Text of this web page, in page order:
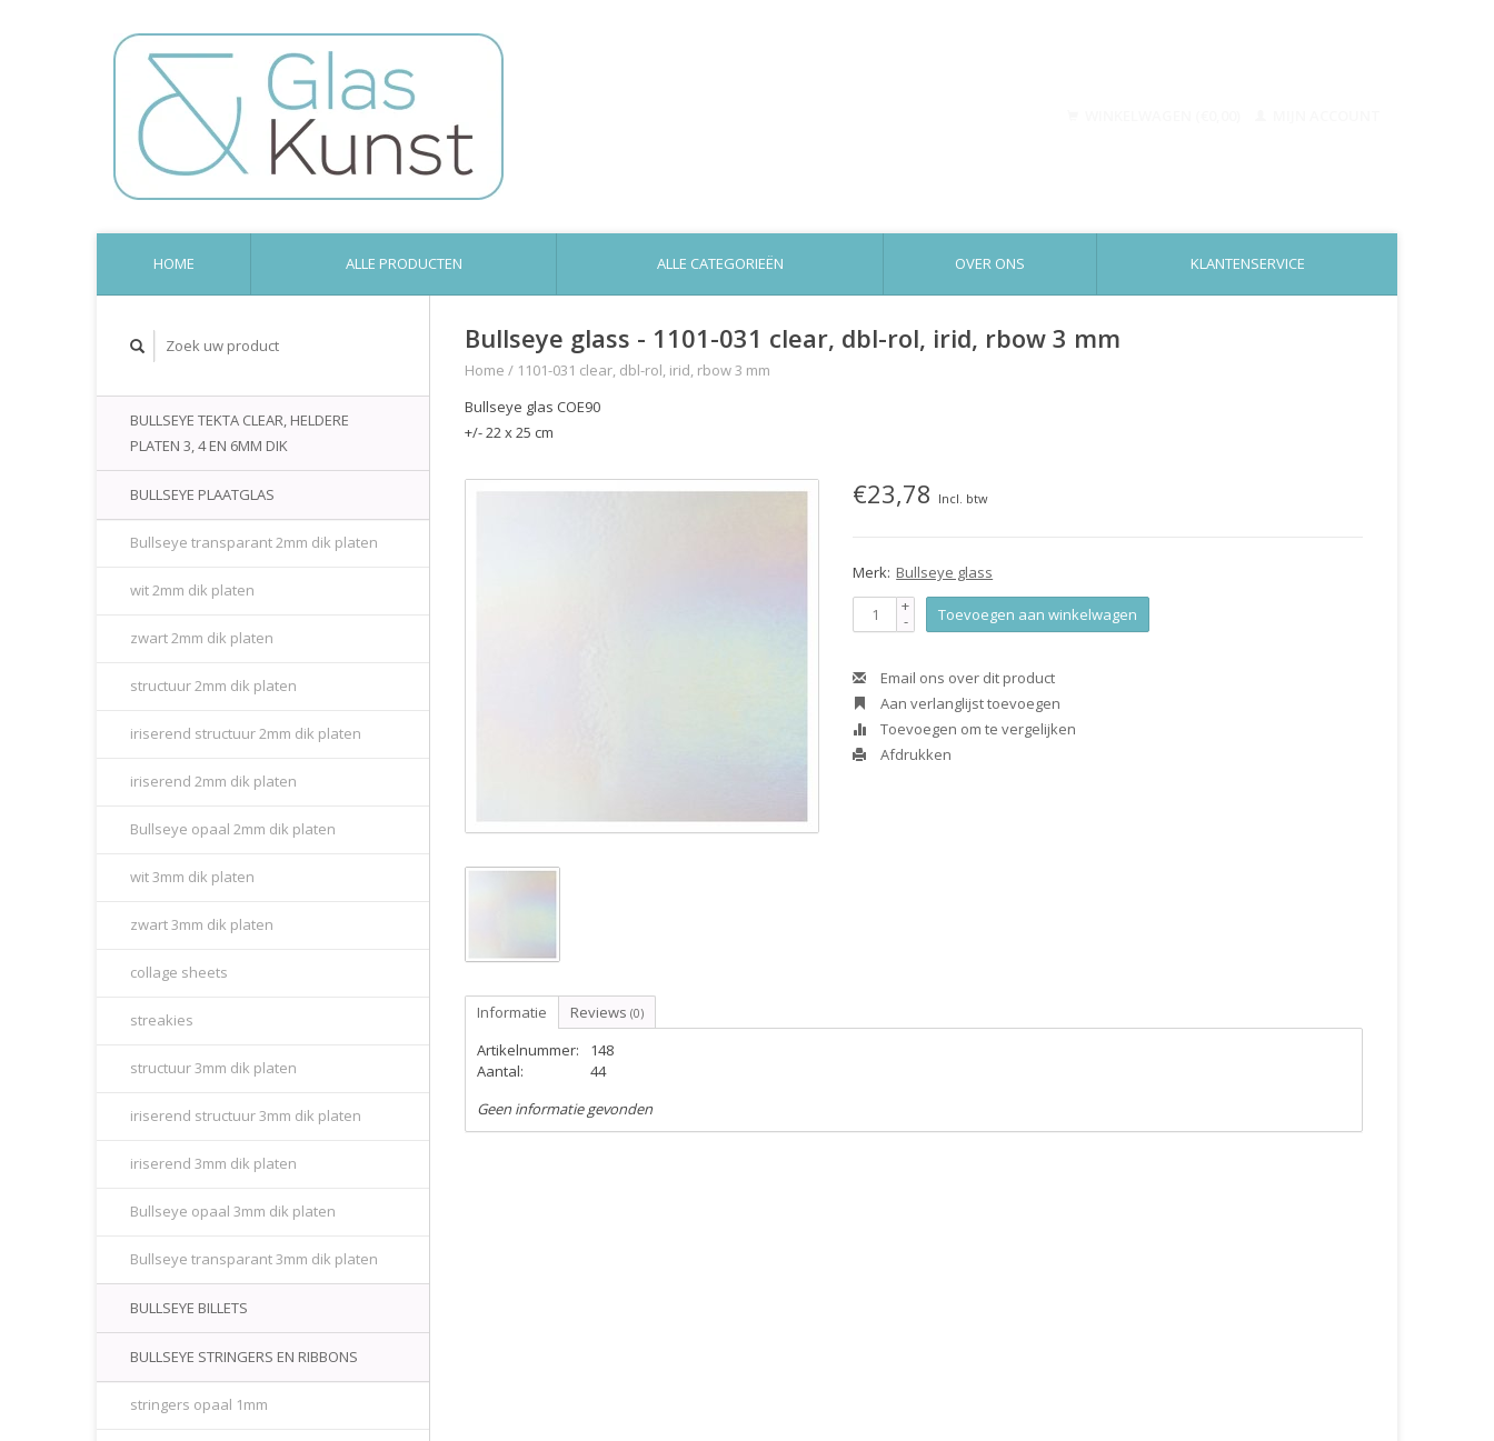
HOME ALLE PRODUCTEN ALLE CATEGORIEËN OVER ONS KLANTENSERVICE
BULLSEYE TEKTA CLEAR, HELDERE
PLATEN 3, 4 EN 6MM DIK
BULLSEYE PLAATGLAS
Bullseye transparant 2mm dik platen
wit 2mm dik platen
zwart 2mm dik platen
structuur 2mm dik platen
iriserend structuur 2mm dik platen
iriserend 2mm dik platen
Bullseye opaal 2mm dik platen
wit 3mm dik platen
zwart 3mm dik platen
collage sheets
streakies
structuur 3mm dik platen
iriserend structuur 3mm dik platen
iriserend 3mm dik platen
Bullseye opaal 3mm dik platen
Bullseye transparant 3mm dik platen
BULLSEYE BILLETS
BULLSEYE STRINGERS EN RIBBONS
stringers opaal 1mm
Bullseye glass - 1101-031 clear, dbl-rol, irid, rbow 3 mm
Home / 1101-031 clear, dbl-rol, irid, rbow 3 mm
Bullseye glas COE90
+/- 22 x 25 cm
€23,78 Incl. btw
Merk: Bullseye glass
+
- Toevoegen aan winkelwagen
Email ons over dit product
Aan verlanglijst toevoegen
Toevoegen om te vergelijken
Afdrukken
Informatie Reviews (0)
Artikelnummer:
148
Aantal:
44
Geen informatie gevonden